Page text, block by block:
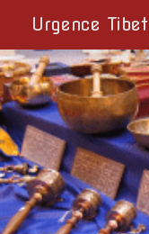
Urgence Tibet